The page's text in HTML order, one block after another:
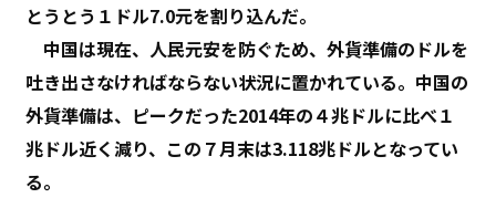
とうとう１ドル7.0元を割り込んだ。
中国は現在、人民元安を防ぐため、外貨準備のドルを
吐き出さなければならない状況に置かれている。中国の
外貨準備は、ピークだった2014年の４兆ドルに比べ１
兆ドル近く減り、この７月末は3.118兆ドルとなってい
る。